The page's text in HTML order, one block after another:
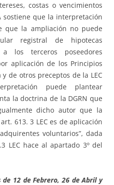
costas o vencimientos
sostiene que la interpretación
que la ampliación no puede
registral de hipotecas
los terceros poseedores
aplicación de los Principios
de otros preceptos de la LEC
puede plantear
la doctrina de la DGRN que
dicho autor que la
613. 3 LEC es de aplicación
voluntarios”, dada
LEC hace al apartado 3º del
de 12 de Febrero, 26 de Abril y